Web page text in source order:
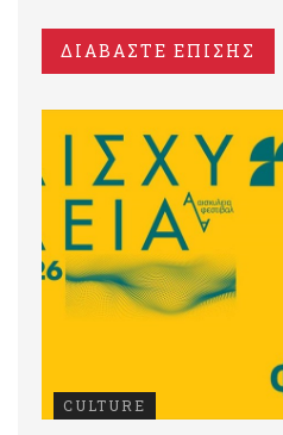
ΔΙΑΒΑΣΤΕ ΕΠΙΣΗΣ
CULTURE